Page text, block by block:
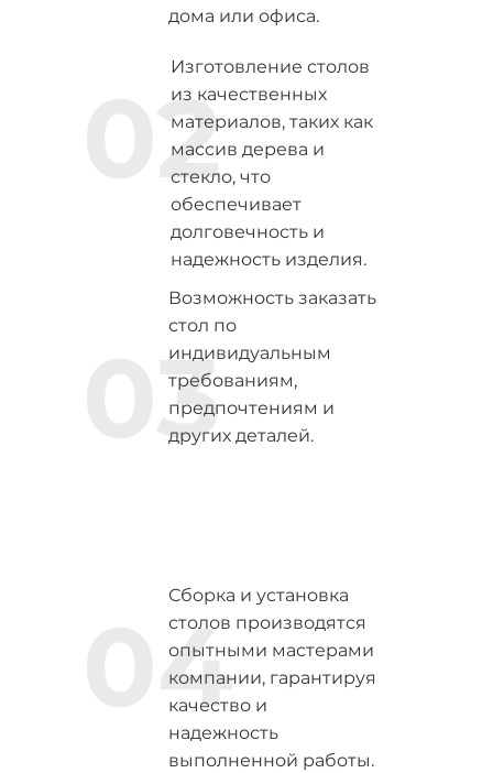
дома или офиса.
Изготовление столов
из качественных
материалов, таких как
массив дерева и
стекло, что
обеспечивает
долговечность и
надежность изделия.
Возможность заказать
стол по
индивидуальным
требованиям,
предпочтениям и
других деталей.
Сборка и установка
столов производятся
опытными мастерами
компании, гарантируя
качество и
надежность
выполненной работы.
02
03
04